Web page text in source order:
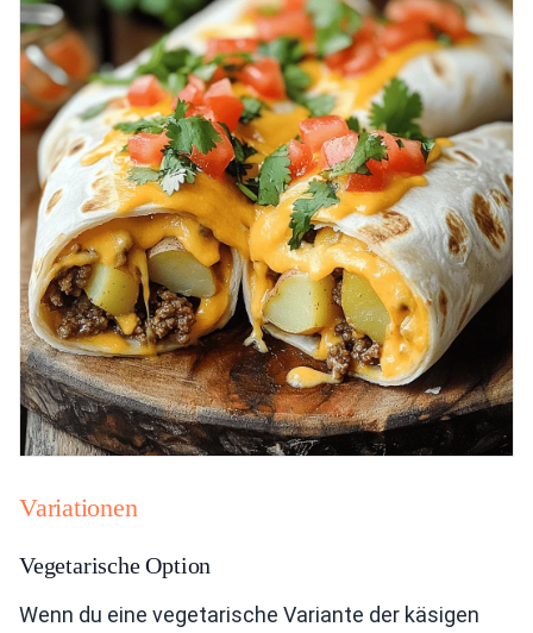
Variationen
Vegetarische Option
Wenn du eine vegetarische Variante der käsigen